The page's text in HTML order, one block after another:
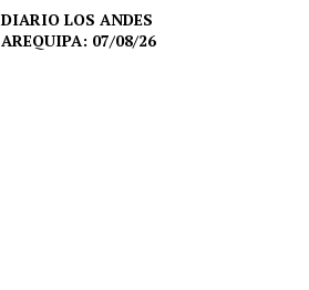
DIARIO LOS ANDES
AREQUIPA: 07/08/26